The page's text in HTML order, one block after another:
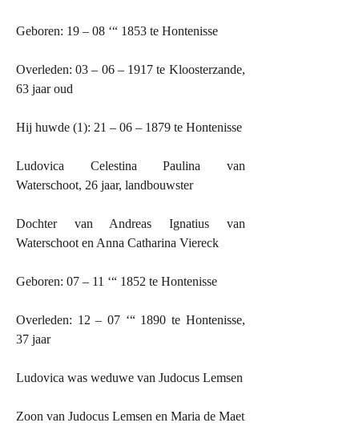
Geboren: 19 – 08 ‘“ 1853 te Hontenisse
Overleden: 03 – 06 – 1917 te Kloosterzande,
63 jaar oud
Hij huwde (1): 21 – 06 – 1879 te Hontenisse
Ludovica Celestina Paulina van
Waterschoot, 26 jaar, landbouwster
Dochter van Andreas Ignatius van
Waterschoot en Anna Catharina Viereck
Geboren: 07 – 11 ‘“ 1852 te Hontenisse
Overleden: 12 – 07 ‘“ 1890 te Hontenisse,
37 jaar
Ludovica was weduwe van Judocus Lemsen
Zoon van Judocus Lemsen en Maria de Maet